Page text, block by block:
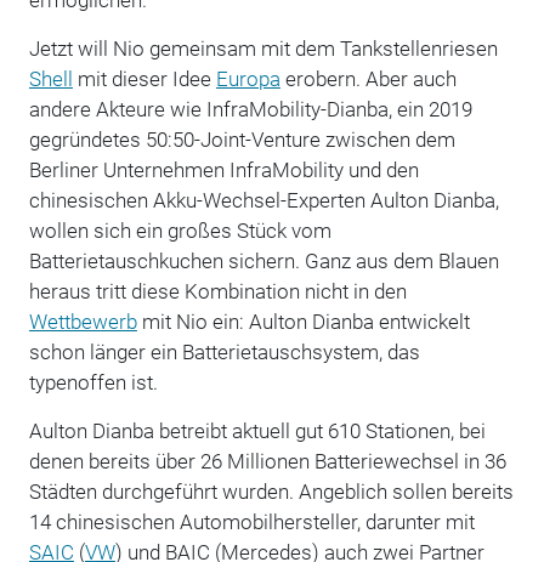
Jetzt will Nio gemeinsam mit dem Tankstellenriesen
Shell mit dieser Idee Europa erobern. Aber auch
andere Akteure wie InfraMobility-Dianba, ein 2019
gegründetes 50:50-Joint-Venture zwischen dem
Berliner Unternehmen InfraMobility und den
chinesischen Akku-Wechsel-Experten Aulton Dianba,
wollen sich ein großes Stück vom
Batterietauschkuchen sichern. Ganz aus dem Blauen
heraus tritt diese Kombination nicht in den
Wettbewerbmit Nio ein: Aulton Dianba entwickelt
schon länger ein Batterietauschsystem, das
typenoffen ist.
Aulton Dianba betreibt aktuell gut 610 Stationen, bei
denen bereits über 26 Millionen Batteriewechsel in 36
Städten durchgeführt wurden. Angeblich sollen bereits
14 chinesischen Automobilhersteller, darunter mit
SAIC (VW) und BAIC (Mercedes) auch zwei Partner